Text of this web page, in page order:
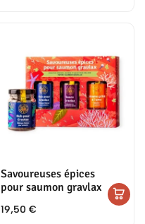
Savoureuses épices
pour saumon gravlax
19,50 €